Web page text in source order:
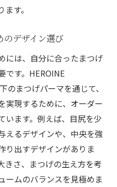
す。
のデザイン選び
には、自分に合ったまつげ
です。HEROINE
まつげパーマを通じて、
実現するために、オーダー
います。例えば、目尻を少
えるデザインや、中央を強
り出すデザインがありま
きさ、まつげの生え方を考
ームのバランスを見極めま